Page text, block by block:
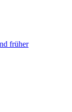
früher